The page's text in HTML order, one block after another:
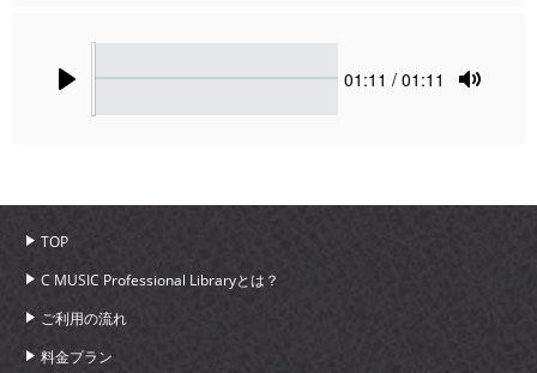
Current
01:11 / 01:11
TOP
C MUSIC Professional Libraryとは？
ご利用の流れ
料金プラン